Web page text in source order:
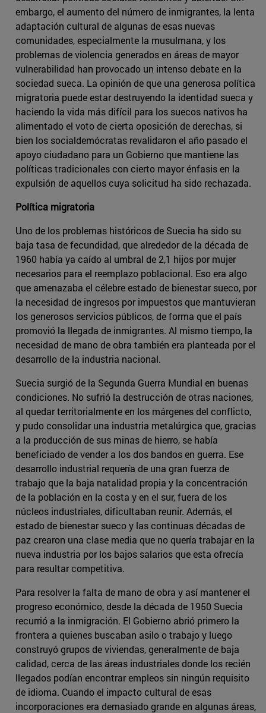
embargo, el aumento del número de inmigrantes, la lenta
adaptación cultural de algunas de esas nuevas
comunidades, especialmente la musulmana, y los
problemas de violencia generados en áreas de mayor
vulnerabilidad han provocado un intenso debate en la
sociedad sueca. La opinión de que una generosa política
migratoria puede estar destruyendo la identidad sueca y
haciendo la vida más difícil para los suecos nativos ha
alimentado el voto de cierta oposición de derechas, si
bien los socialdemócratas revalidaron el año pasado el
apoyo ciudadano para un Gobierno que mantiene las
políticas tradicionales con cierto mayor énfasis en la
expulsión de aquellos cuya solicitud ha sido rechazada.
Política migratoria
Uno de los problemas históricos de Suecia ha sido su
baja tasa de fecundidad, que alrededor de la década de
1960 había ya caído al umbral de 2,1 hijos por mujer
necesarios para el reemplazo poblacional. Eso era algo
que amenazaba el célebre estado de bienestar sueco, por
la necesidad de ingresos por impuestos que mantuvieran
los generosos servicios públicos, de forma que el país
promovió la llegada de inmigrantes. Al mismo tiempo, la
necesidad de mano de obra también era planteada por el
desarrollo de la industria nacional.
Suecia surgió de la Segunda Guerra Mundial en buenas
condiciones. No sufrió la destrucción de otras naciones,
al quedar territorialmente en los márgenes del conflicto,
y pudo consolidar una industria metalúrgica que, gracias
a la producción de sus minas de hierro, se había
beneficiado de vender a los dos bandos en guerra. Ese
desarrollo industrial requería de una gran fuerza de
trabajo que la baja natalidad propia y la concentración
de la población en la costa y en el sur, fuera de los
núcleos industriales, dificultaban reunir. Además, el
estado de bienestar sueco y las continuas décadas de
paz crearon una clase media que no quería trabajar en la
nueva industria por los bajos salarios que esta ofrecía
para resultar competitiva.
Para resolver la falta de mano de obra y así mantener el
progreso económico, desde la década de 1950 Suecia
recurrió a la inmigración. El Gobierno abrió primero la
frontera a quienes buscaban asilo o trabajo y luego
construyó grupos de viviendas, generalmente de baja
calidad, cerca de las áreas industriales donde los recién
llegados podían encontrar empleos sin ningún requisito
de idioma. Cuando el impacto cultural de esas
incorporaciones era demasiado grande en algunas áreas,